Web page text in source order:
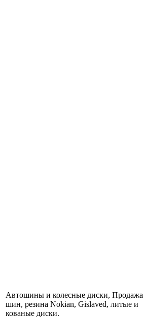
Автошины и колесные диски, Продажа
шин, резина Nokian, Gislaved, литые и
кованые диски.